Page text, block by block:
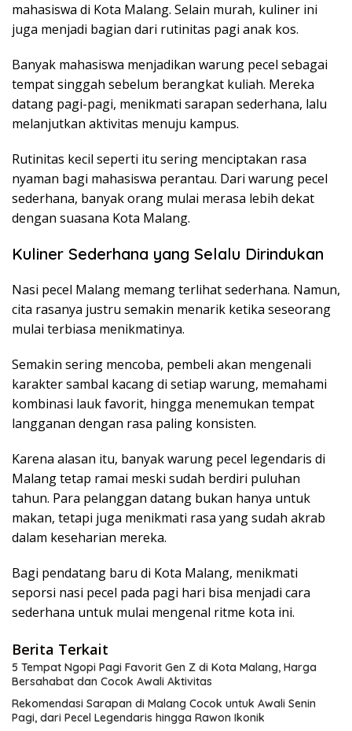
mahasiswa di Kota Malang. Selain murah, kuliner ini
juga menjadi bagian dari rutinitas pagi anak kos.
Banyak mahasiswa menjadikan warung pecel sebagai
tempat singgah sebelum berangkat kuliah. Mereka
datang pagi-pagi, menikmati sarapan sederhana, lalu
melanjutkan aktivitas menuju kampus.
Rutinitas kecil seperti itu sering menciptakan rasa
nyaman bagi mahasiswa perantau. Dari warung pecel
sederhana, banyak orang mulai merasa lebih dekat
dengan suasana Kota Malang.
Kuliner Sederhana yang Selalu Dirindukan
Nasi pecel Malang memang terlihat sederhana. Namun,
cita rasanya justru semakin menarik ketika seseorang
mulai terbiasa menikmatinya.
Semakin sering mencoba, pembeli akan mengenali
karakter sambal kacang di setiap warung, memahami
kombinasi lauk favorit, hingga menemukan tempat
langganan dengan rasa paling konsisten.
Karena alasan itu, banyak warung pecel legendaris di
Malang tetap ramai meski sudah berdiri puluhan
tahun. Para pelanggan datang bukan hanya untuk
makan, tetapi juga menikmati rasa yang sudah akrab
dalam keseharian mereka.
Bagi pendatang baru di Kota Malang, menikmati
seporsi nasi pecel pada pagi hari bisa menjadi cara
sederhana untuk mulai mengenal ritme kota ini.
Berita Terkait
5 Tempat Ngopi Pagi Favorit Gen Z di Kota Malang, Harga
Bersahabat dan Cocok Awali Aktivitas
Rekomendasi Sarapan di Malang Cocok untuk Awali Senin
Pagi, dari Pecel Legendaris hingga Rawon Ikonik